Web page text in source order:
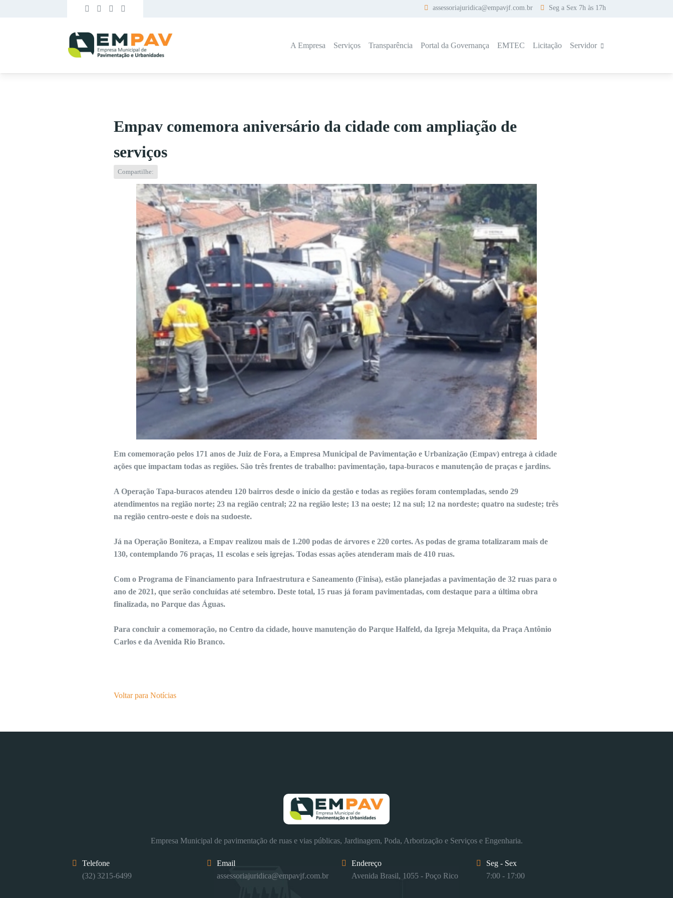
assessoriajuridica@empavjf.com.br Seg a Sex 7h às 17h
A Empresa Serviços Transparência Portal da Governança EMTEC Licitação Servidor
Empav comemora aniversário da cidade com ampliação de
serviços
Compartilhe:
Em comemoração pelos 171 anos de Juiz de Fora, a Empresa Municipal de Pavimentação e Urbanização (Empav) entrega à cidade
ações que impactam todas as regiões. São três frentes de trabalho: pavimentação, tapa-buracos e manutenção de praças e jardins.
A Operação Tapa-buracos atendeu 120 bairros desde o início da gestão e todas as regiões foram contempladas, sendo 29
atendimentos na região norte; 23 na região central; 22 na região leste; 13 na oeste; 12 na sul; 12 na nordeste; quatro na sudeste; três
na região centro-oeste e dois na sudoeste.
Já na Operação Boniteza, a Empav realizou mais de 1.200 podas de árvores e 220 cortes. As podas de grama totalizaram mais de
130, contemplando 76 praças, 11 escolas e seis igrejas. Todas essas ações atenderam mais de 410 ruas.
Com o Programa de Financiamento para Infraestrutura e Saneamento (Finisa), estão planejadas a pavimentação de 32 ruas para o
ano de 2021, que serão concluídas até setembro. Deste total, 15 ruas já foram pavimentadas, com destaque para a última obra
finalizada, no Parque das Águas.
Para concluir a comemoração, no Centro da cidade, houve manutenção do Parque Halfeld, da Igreja Melquita, da Praça Antônio
Carlos e da Avenida Rio Branco.
Voltar para Notícias
Empresa Municipal de pavimentação de ruas e vias públicas, Jardinagem, Poda, Arborização e Serviços e Engenharia.
Telefone
(32) 3215-6499
Email
assessoriajuridica@empavjf.com.br
Endereço
Avenida Brasil, 1055 - Poço Rico
Seg - Sex
7:00 - 17:00